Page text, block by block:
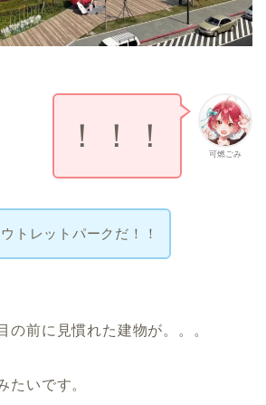
可燃ごみ
！！！
トレットパークだ！！
の前に見慣れた建物が。。。
たいです。